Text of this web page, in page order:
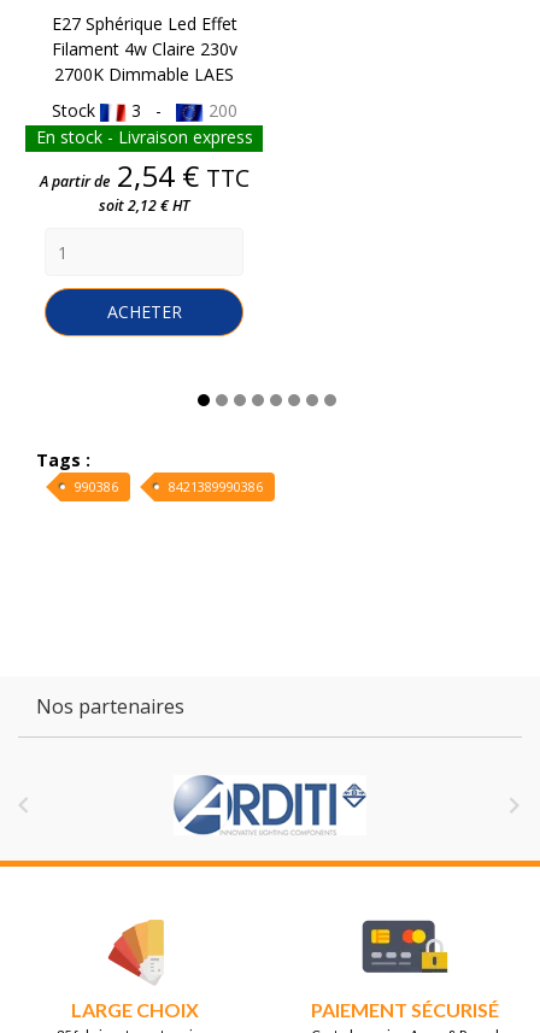
E27 Sphérique Led Effet
Filament 4w Claire 230v
2700K Dimmable LAES
Stock
3 -
200
En stock - Livraison express
Prix
A partir de 2,54 € TTC
soit 2,12 € HT
ACHETER
Tags :
990386 8421389990386
Nos partenaires
 
LARGE CHOIX PAIEMENT SÉCURISÉ